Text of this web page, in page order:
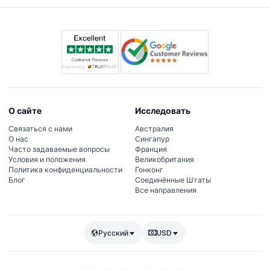
изменения — уточняйте при бронировании).
О сайте
Связаться с нами
О нас
Часто задаваемые вопросы
Условия и положения
Политика конфиденциальности
Блог
Исследовать
Австралия
Сингапур
Франция
Великобритания
Гонконг
Соединённые Штаты
Все направления
Русский USD